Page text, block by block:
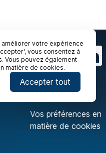
votre expérience
vous consentez à
Vous pouvez également
matière de cookies.
Accepter tout
Vos préférences en
matière de cookies